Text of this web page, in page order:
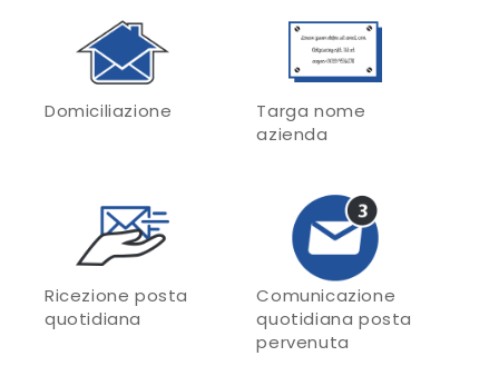
Domiciliazione
Targa nome
azienda
Ricezione posta
quotidiana
Comunicazione
quotidiana posta
pervenuta